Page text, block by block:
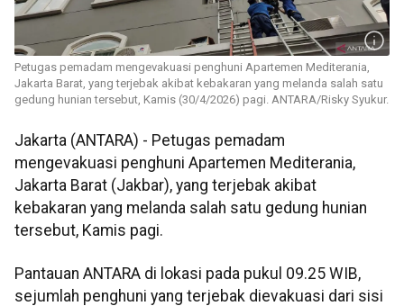
Petugas pemadam mengevakuasi penghuni Apartemen Mediterania,
Jakarta Barat, yang terjebak akibat kebakaran yang melanda salah satu
gedung hunian tersebut, Kamis (30/4/2026) pagi. ANTARA/Risky Syukur.
Jakarta (ANTARA) - Petugas pemadam
mengevakuasi penghuni Apartemen Mediterania,
Jakarta Barat (Jakbar), yang terjebak akibat
kebakaran yang melanda salah satu gedung hunian
tersebut, Kamis pagi.
Pantauan ANTARA di lokasi pada pukul 09.25 WIB,
sejumlah penghuni yang terjebak dievakuasi dari sisi